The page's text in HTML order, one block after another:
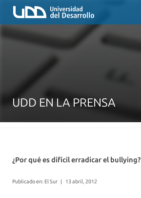
UDD EN LA PRENSA
¿Por qué es difícil erradicar el bullying?
Publicado en: El Sur | 13 abril, 2012